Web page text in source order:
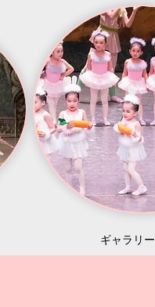
ギャラリー